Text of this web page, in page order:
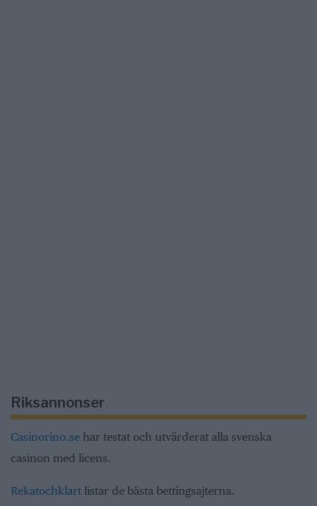
Riksannonser
Casinorino.se har testat och utvärderat alla svenska
casinon med licens.
Rekatochklart listar de bästa bettingsajterna.